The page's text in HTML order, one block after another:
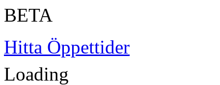
BETA
Hitta Öppettider
Loading